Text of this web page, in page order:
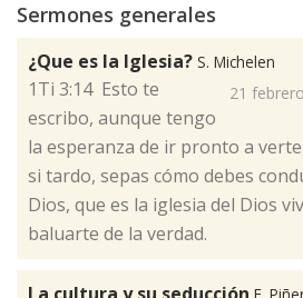
Sermones generales
¿Que es la Iglesia? S. Michelen
21
​1Ti 3:14 Esto te
escribo, aunque tengo
la esperanza de ir pronto a
si tardo, sepas cómo debes
Dios, que es la iglesia del Dios
baluarte de la verdad.